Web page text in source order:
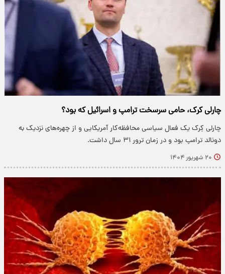
چارلی کرک، حامی سرسخت ترامپ و اسرائیل که بود؟
چارلی کِرک یک فعال سیاسی محافظه‌کار آمریکایی و از چهره‌های نزدیک به
دونالد ترامپ بود و در زمان ترور ۳۱ سال داشت.
۲۰ شهریور ۱۴۰۴